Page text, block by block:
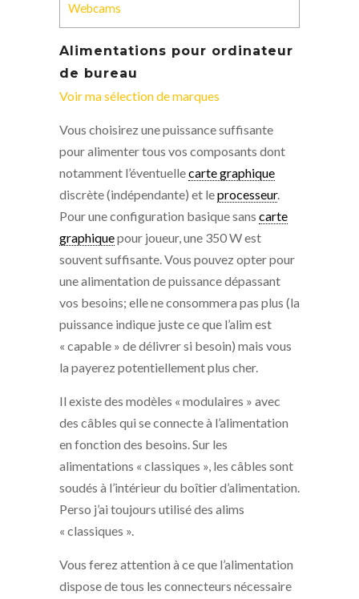
Webcams
Alimentations pour ordinateur
de bureau
Voir ma sélection de marques
Vous choisirez une puissance suffisante
pour alimenter tous vos composants dont
notamment l’éventuellecarte graphique
discrète (indépendante) et leprocesseur.
Pour une configuration basique sans carte
graphiquepour joueur, une 350 W est
souvent suffisante. Vous pouvez opter pour
une alimentation de puissance dépassant
vos besoins; elle ne consommera pas plus (la
puissance indique juste ce que l’alim est
« capable » de délivrer si besoin) mais vous
la payerez potentiellement plus cher.
Il existe des modèles « modulaires » avec
des câbles qui se connecte à l’alimentation
en fonction des besoins. Sur les
alimentations « classiques », les câbles sont
soudés à l’intérieur du boîtier d’alimentation.
Perso j’ai toujours utilisé des alims
« classiques ».
Vous ferez attention à ce que l’alimentation
dispose de tous les connecteurs nécessaire